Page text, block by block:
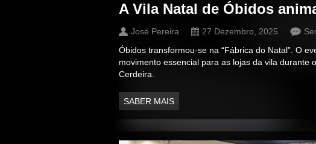
A Vila Natal de Óbidos
José Pereira 27 Dezembro, 2025
Óbidos transformou-se na “Fábrica do Natal”. O
movimento essencial para as lojas da vila durante
Cerdeira.
SABER MAIS